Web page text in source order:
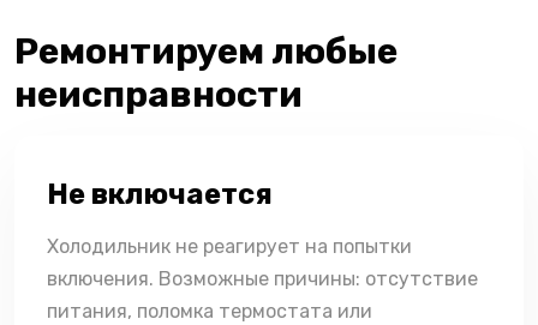
Ремонтируем любые
неисправности
Не включается
Холодильник не реагирует на попытки
включения. Возможные причины: отсутствие
питания, поломка термостата или